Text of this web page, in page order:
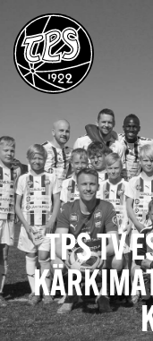
TPS TV